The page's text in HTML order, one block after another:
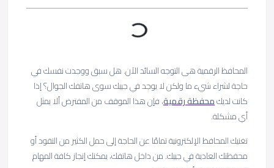
المحافظ الرقمية هى التوجه السائد الآن. هل سبق ووجدت نفسك في
حاجة لشراء شيء ما ولكن لا يوجد في جيبك سوى هاتفك الجوال؟ إذا
كانت لديكمحفظة رقمية، فإن هذا الموقف من المفترض ألا يمثل
أي مشكلة.
تغنيك المحافظ الإلكترونية تمامًا عن الحاجة إلى حمل الكثير من النقود أو
محفظتك العادية في جيبك. من داخل هاتفك، يمكنك إنجاز كافة المهام